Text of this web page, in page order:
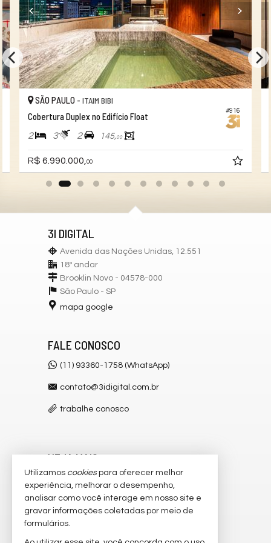
#916
SÃO PAULO - ITAIM BIBI
Cobertura Duplex no Edifício Float
2 3 2 145,00
R$ 6.990.000, 00
3I DIGITAL
Avenida das Nações Unidas, 12.551
18º andar
Brooklin Novo - 04578-000
São Paulo - SP
mapa google
FALE CONOSCO
(11) 93360-1758 (WhatsApp)
contato@3idigital.com.br
trabalhe conosco
VEJA MAIS
receba nosso newsletter
cadastre seu imóvel
imóveis favoritos
Utilizamos cookiespara oferecer melhor
experiência, melhorar o desempenho,
analisar como você interage em nosso site e
gravar informações coletadas por meio de
formulários.